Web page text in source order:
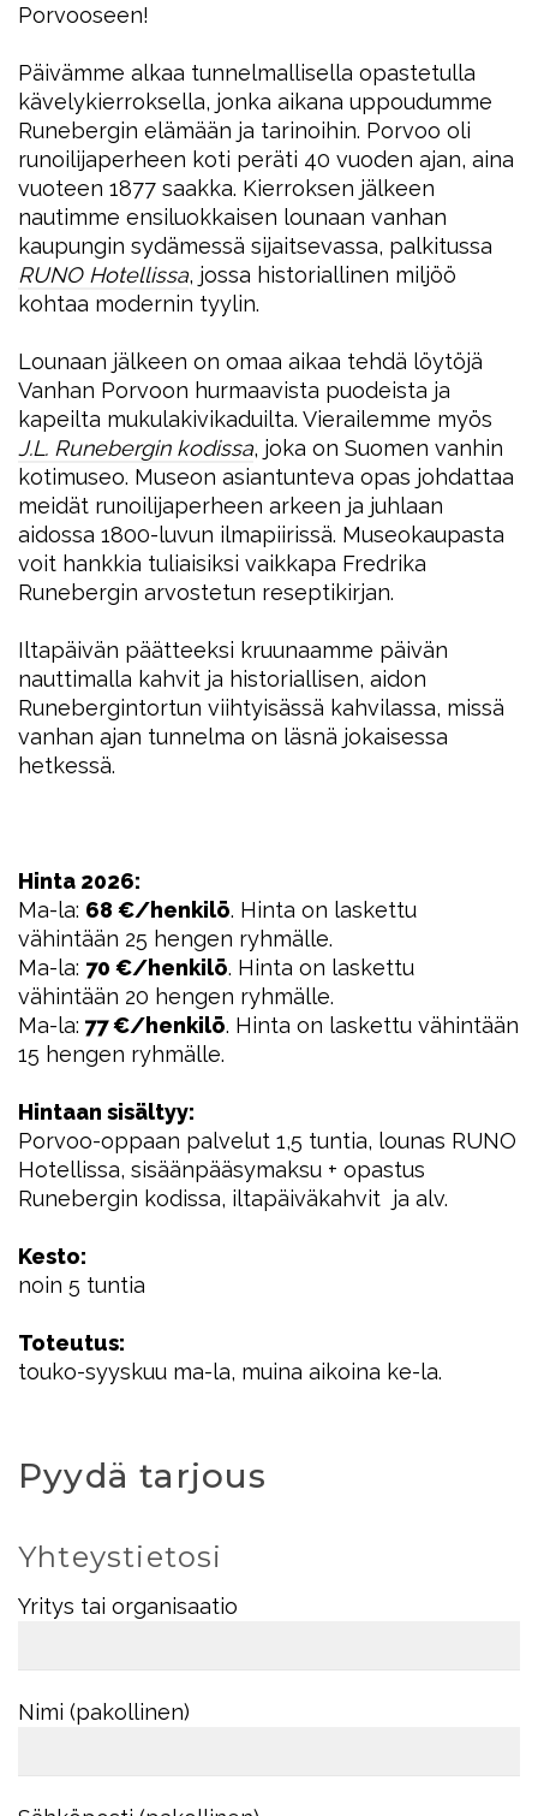
Porvooseen!
Päivämme alkaa tunnelmallisella opastetulla
kävelykierroksella, jonka aikana uppoudumme
Runebergin elämään ja tarinoihin. Porvoo oli
runoilijaperheen koti peräti 40 vuoden ajan, aina
vuoteen 1877 saakka. Kierroksen jälkeen
nautimme ensiluokkaisen lounaan vanhan
kaupungin sydämessä sijaitsevassa, palkitussa
RUNO Hotellissa, jossa historiallinen miljöö
kohtaa modernin tyylin.
Lounaan jälkeen on omaa aikaa tehdä löytöjä
Vanhan Porvoon hurmaavista puodeista ja
kapeilta mukulakivikaduilta. Vierailemme myös
J.L. Runebergin kodissa, joka on Suomen vanhin
kotimuseo. Museon asiantunteva opas johdattaa
meidät runoilijaperheen arkeen ja juhlaan
aidossa 1800-luvun ilmapiirissä. Museokaupasta
voit hankkia tuliaisiksi vaikkapa Fredrika
Runebergin arvostetun reseptikirjan.
Iltapäivän päätteeksi kruunaamme päivän
nauttimalla kahvit ja historiallisen, aidon
Runebergintortun viihtyisässä kahvilassa, missä
vanhan ajan tunnelma on läsnä jokaisessa
hetkessä.
Hinta 2026:
Ma-la: 68 €/henkilö. Hinta on laskettu
vähintään 25 hengen ryhmälle.
Ma-la: 70 €/henkilö. Hinta on laskettu
vähintään 20 hengen ryhmälle.
Ma-la: 77 €/henkilö. Hinta on laskettu vähintään
15 hengen ryhmälle.
Hintaan sisältyy:
Porvoo-oppaan palvelut 1,5 tuntia, lounas RUNO
Hotellissa, sisäänpääsymaksu + opastus
Runebergin kodissa, iltapäiväkahvit ja alv.
Kesto:
noin 5 tuntia
Toteutus:
touko-syyskuu ma-la, muina aikoina ke-la.
Pyydä tarjous
Yhteystietosi
Yritys tai organisaatio
Nimi (pakollinen)